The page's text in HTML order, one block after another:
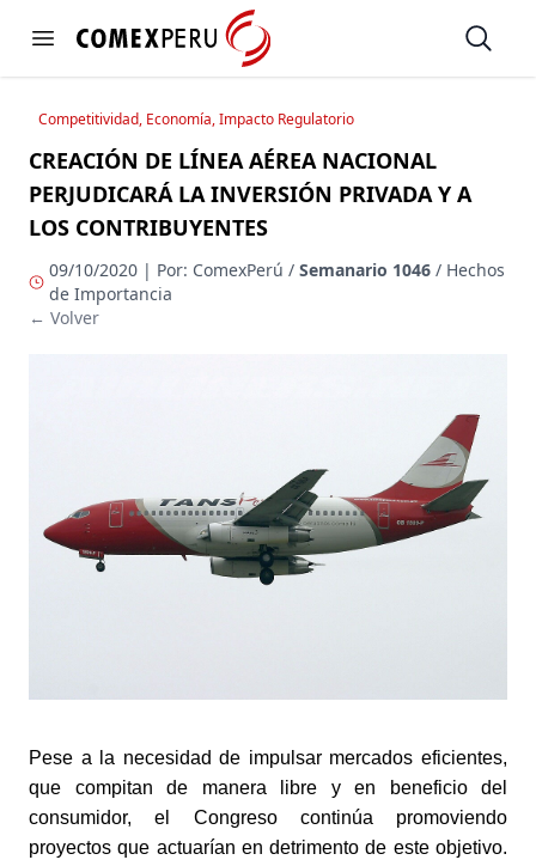
Open menu
https://www.comexperu.org.pe Open
Competitividad, Economía, Impacto Regulatorio
CREACIÓN DE LÍNEA AÉREA NACIONAL
PERJUDICARÁ LA INVERSIÓN PRIVADA Y A
LOS CONTRIBUYENTES
09/10/2020 | Por: ComexPerú / Semanario 1046/ Hechos
de Importancia
← Volver
Pese a la necesidad de impulsar mercados eficientes,
que compitan de manera libre y en beneficio del
consumidor, el Congreso continúa promoviendo
proyectos que actuarían en detrimento de este objetivo.